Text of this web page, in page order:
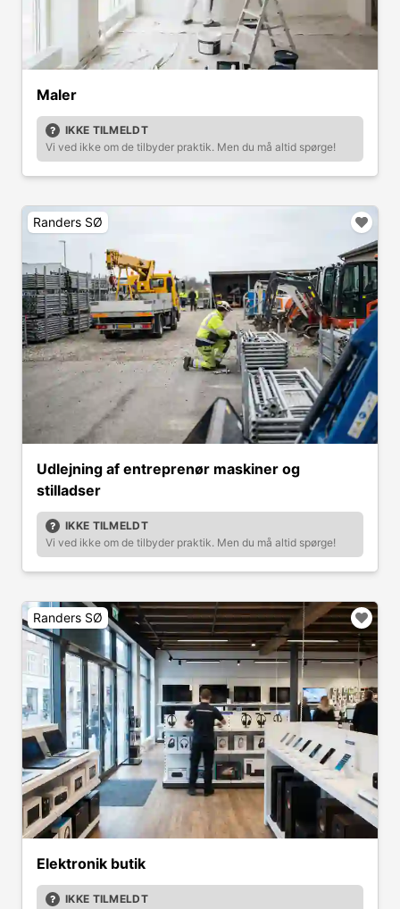
Maler
IKKE TILMELDT
Vi ved ikke om de tilbyder praktik. Men du må altid spørge!
Randers SØ
Udlejning af entreprenør maskiner og
stilladser
IKKE TILMELDT
Vi ved ikke om de tilbyder praktik. Men du må altid spørge!
Randers SØ
Elektronik butik
IKKE TILMELDT